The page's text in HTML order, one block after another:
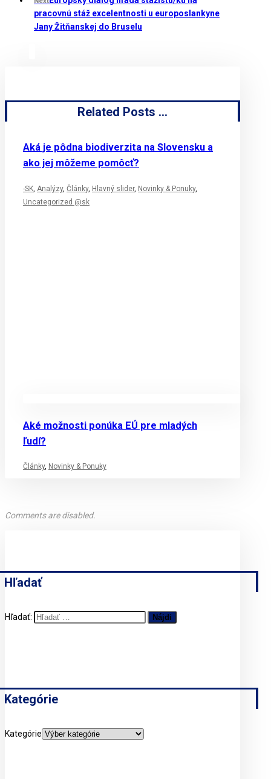
pracovnú stáž excelentnosti u europoslankyne
Jany Žitňanskej do Bruselu
Related Posts ...
Aká je pôdna biodiverzita na Slovensku a
ako jej môžeme pomôcť?
-SK Analýzy, Články, Hlavný slider, Novinky & Ponuky,
Uncategorized @sk
Aké možnosti ponúka EÚ pre mladých
ľudí?
Články, Novinky & Ponuky
Comments are disabled.
Hľadať
Hľadať:
Kategórie
Kategórie